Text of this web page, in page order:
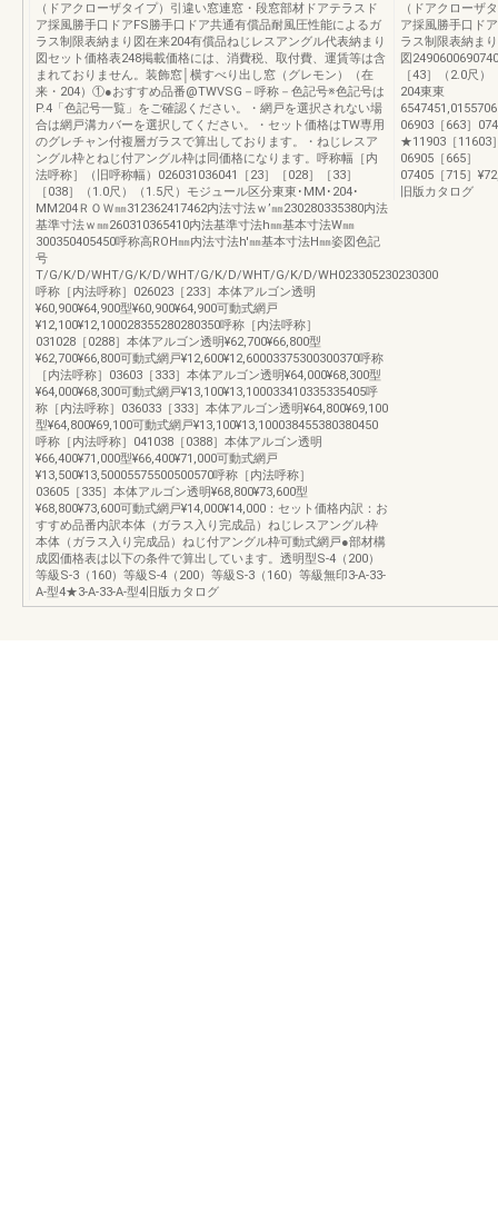
（ドアクローザタイプ）引違い窓連窓・段窓部材ドアテラスド
ア採風勝手口ドアFS勝手口ドア共通有償品耐風圧性能によるガ
ラス制限表納まり図在来204有償品ねじレスアングル代表納まり
図セット価格表248掲載価格には、消費税、取付費、運賃等は含
まれておりません。装飾窓│横すべり出し窓（グレモン）（在
来・204）①●おすすめ品番@TWVSG－呼称－色記号※色記号は
P.4「色記号一覧」をご確認ください。・網戸を選択されない場
合は網戸溝カバーを選択してください。・セット価格はTW専用
のグレチャン付複層ガラスで算出しております。・ねじレスア
ングル枠とねじ付アングル枠は同価格になります。呼称幅［内
法呼称］（旧呼称幅）026031036041［23］［028］［33］
［038］（1.0尺）（1.5尺）モジュール区分東東･MM･204･
MM204ＲＯＷ㎜312362417462内法寸法ｗ’㎜230280335380内法
基準寸法ｗ㎜260310365410内法基準寸法h㎜基本寸法W㎜
300350405450呼称高ROH㎜内法寸法h'㎜基本寸法H㎜姿図色記
号
T/G/K/D/WHT/G/K/D/WHT/G/K/D/WHT/G/K/D/WH023305230230300
呼称［内法呼称］026023［233］本体アルゴン透明
¥60,900¥64,900型¥60,900¥64,900可動式網戸
¥12,100¥12,100028355280280350呼称［内法呼称］
031028［0288］本体アルゴン透明¥62,700¥66,800型
¥62,700¥66,800可動式網戸¥12,600¥12,60003375300300370呼称
［内法呼称］03603［333］本体アルゴン透明¥64,000¥68,300型
¥64,000¥68,300可動式網戸¥13,100¥13,100033410335335405呼
称［内法呼称］036033［333］本体アルゴン透明¥64,800¥69,100
型¥64,800¥69,100可動式網戸¥13,100¥13,100038455380380450
呼称［内法呼称］041038［0388］本体アルゴン透明
¥66,400¥71,000型¥66,400¥71,000可動式網戸
¥13,500¥13,50005575500500570呼称［内法呼称］
03605［335］本体アルゴン透明¥68,800¥73,600型
¥68,800¥73,600可動式網戸¥14,000¥14,000：セット価格内訳：お
すすめ品番内訳本体（ガラス入り完成品）ねじレスアングル枠
本体（ガラス入り完成品）ねじ付アングル枠可動式網戸●部材構
成図価格表は以下の条件で算出しています。透明型S-4（200）
等級S-3（160）等級S-4（200）等級S-3（160）等級無印3-A-33-
A-型4★3-A-33-A-型4旧版カタログ
（ドアクローザ
ア採風勝手口ド
ラス制限表納ま
図
［43］（2.0尺
204東東
06903［663］
★11903［11603
06905［665］
07405［715］
旧版カタログ